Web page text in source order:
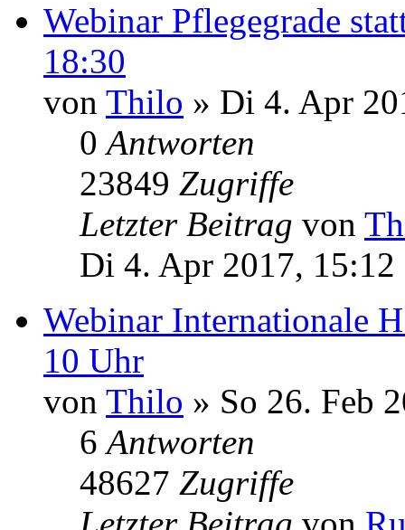
Webinar Pflegegrade
18:30
von Thilo » Di 4. Apr
0Antworten
23849 Zugriffe
Letzter Beitrag von
Di 4. Apr 2017, 15:12
Webinar Internationale
10 Uhr
von Thilo » So 26. Feb
6Antworten
48627 Zugriffe